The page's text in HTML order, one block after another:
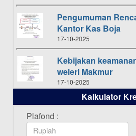
Pengumuman
Kantor Kas Boja
17-10-2025
Kebijakan
weleri Makmur
17-10-2025
Daftar Pemenang
Bulan Oktober 2025
16-10-2025
Kalkulator
Plafond :